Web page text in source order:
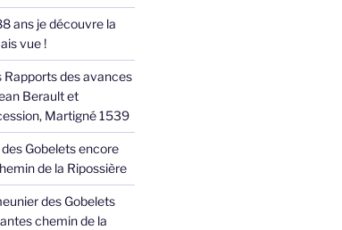
ans je découvre la
vue !
Rapports des avances
Berault et
Martigné 1539
Gobelets encore
de la Ripossière
des Gobelets
chemin de la